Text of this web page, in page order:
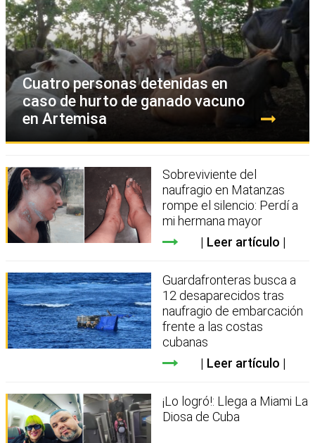
Cuatro personas detenidas en
caso de hurto de ganado vacuno
en Artemisa
Sobreviviente del
naufragio en Matanzas
rompe el silencio: Perdí a
mi hermana mayor
Leer artículo
Guardafronteras busca a
12 desaparecidos tras
naufragio de embarcación
frente a las costas
cubanas
Leer artículo
¡Lo logró!: Llega a Miami La
Diosa de Cuba